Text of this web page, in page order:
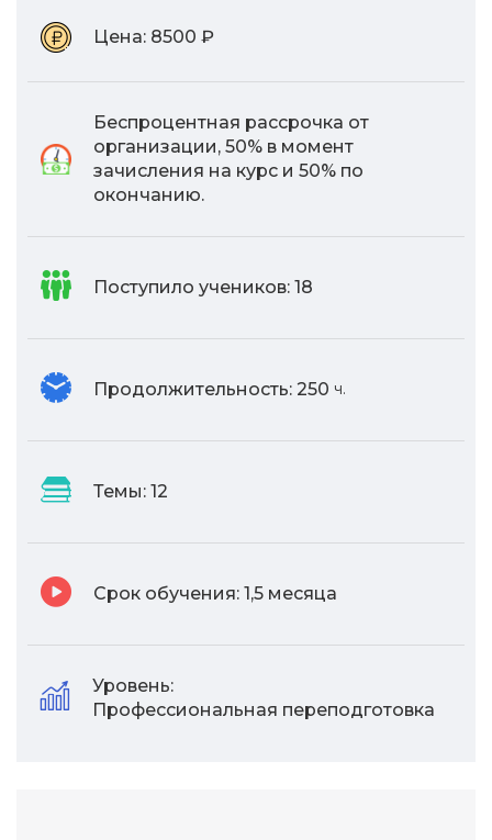
Цена: 8500 ₽
Беспроцентная рассрочка от
организации, 50% в момент
зачисления на курс и 50% по
окончанию.
Поступило учеников: 18
Продолжительность: 250 ч.
Темы: 12
Срок обучения: 1,5 месяца
Уровень:
Профессиональная переподготовка